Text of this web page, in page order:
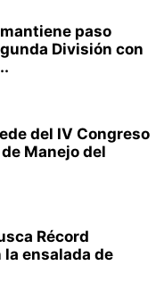
paso
División con
del IV Congreso
Manejo del
Récord
ensalada de